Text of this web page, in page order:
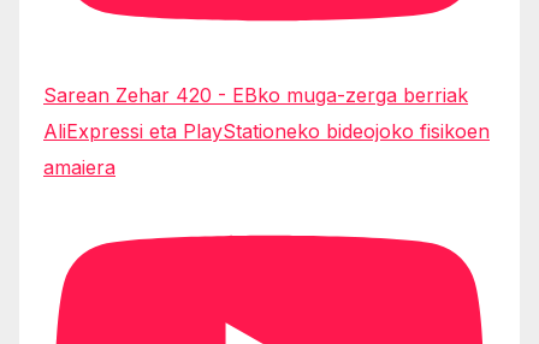
Sarean Zehar 420 - EBko muga-zerga berriak
AliExpressi eta PlayStationeko bideojoko fisikoen
amaiera